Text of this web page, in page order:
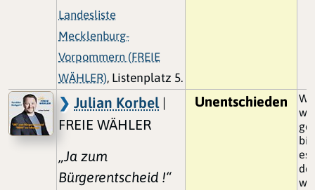
Landesliste
Mecklenburg-
Vorpommern (FREIE
WÄHLER), Listenplatz 5.
Julian Korbel|
FREIE WÄHLER
„Ja zum
Bürgerentscheid !“
Unentschieden
es